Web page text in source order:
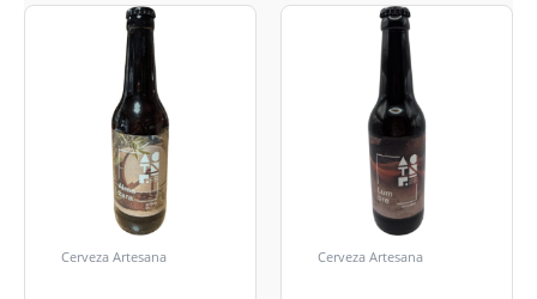
Cerveza Artesana Cerveza Artesana